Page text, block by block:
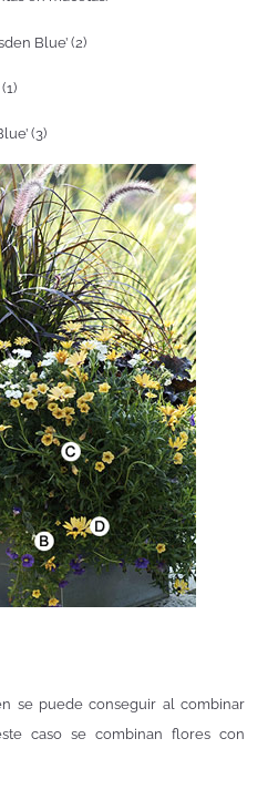
Blue’ (2)
(3)
se puede conseguir al combinar
caso se combinan flores con